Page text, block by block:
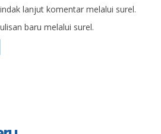
lanjut komentar melalui surel.
baru melalui surel.